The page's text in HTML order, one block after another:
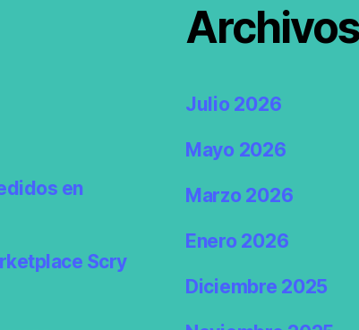
en
Scry
Archivos
Julio 2026
Mayo 2026
Marzo 2026
Enero 2026
Diciembre 2025